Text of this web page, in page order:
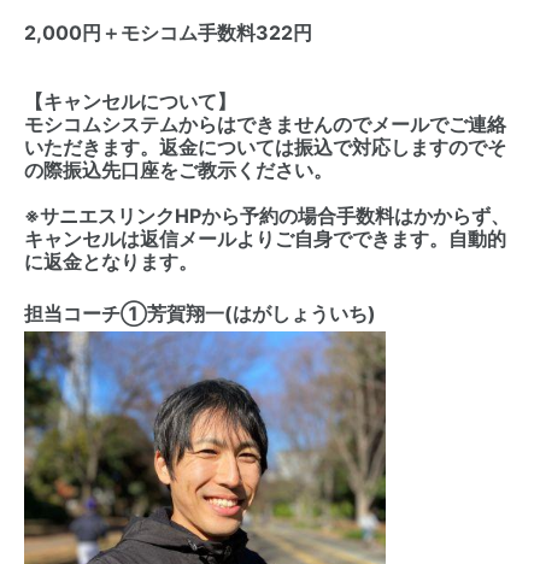
2,000円＋モシコム手数料322円
【キャンセルについて】
モシコムシステムからはできませんのでメールでご連絡
いただきます。返金については振込で対応しますのでそ
の際振込先口座をご教示ください。
※サニエスリンクHPから予約の場合手数料はかからず、
キャンセルは返信メールよりご自身でできます。自動的
に返金となります。
担当コーチ①芳賀翔一(はがしょういち)